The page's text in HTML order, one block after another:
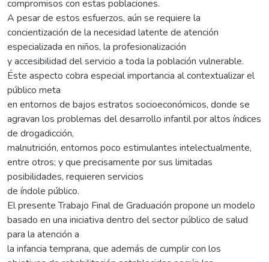
compromisos con estas poblaciones.
A pesar de estos esfuerzos, aún se requiere la
concientización de la necesidad latente de atención
especializada en niños, la profesionalización
y accesibilidad del servicio a toda la población vulnerable.
Éste aspecto cobra especial importancia al contextualizar el
público meta
en entornos de bajos estratos socioeconómicos, donde se
agravan los problemas del desarrollo infantil por altos índices
de drogadicción,
malnutrición, entornos poco estimulantes intelectualmente,
entre otros; y que precisamente por sus limitadas
posibilidades, requieren servicios
de índole público.
El presente Trabajo Final de Graduación propone un modelo
basado en una iniciativa dentro del sector público de salud
para la atención a
la infancia temprana, que además de cumplir con los